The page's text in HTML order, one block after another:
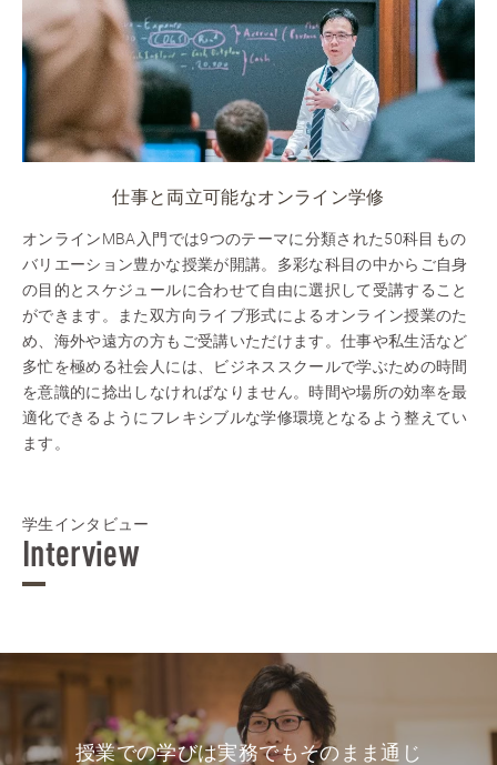
仕事と両立可能なオンライン学修
オンラインMBA入門では9つのテーマに分類された50科目もの
バリエーション豊かな授業が開講。多彩な科目の中からご自身
の目的とスケジュールに合わせて自由に選択して受講すること
ができます。また双方向ライブ形式によるオンライン授業のた
め、海外や遠方の方もご受講いただけます。仕事や私生活など
多忙を極める社会人には、ビジネススクールで学ぶための時間
を意識的に捻出しなければなりません。時間や場所の効率を最
適化できるようにフレキシブルな学修環境となるよう整えてい
ます。
学生インタビュー
Interview
授業での学びは実務でもそのまま通じ